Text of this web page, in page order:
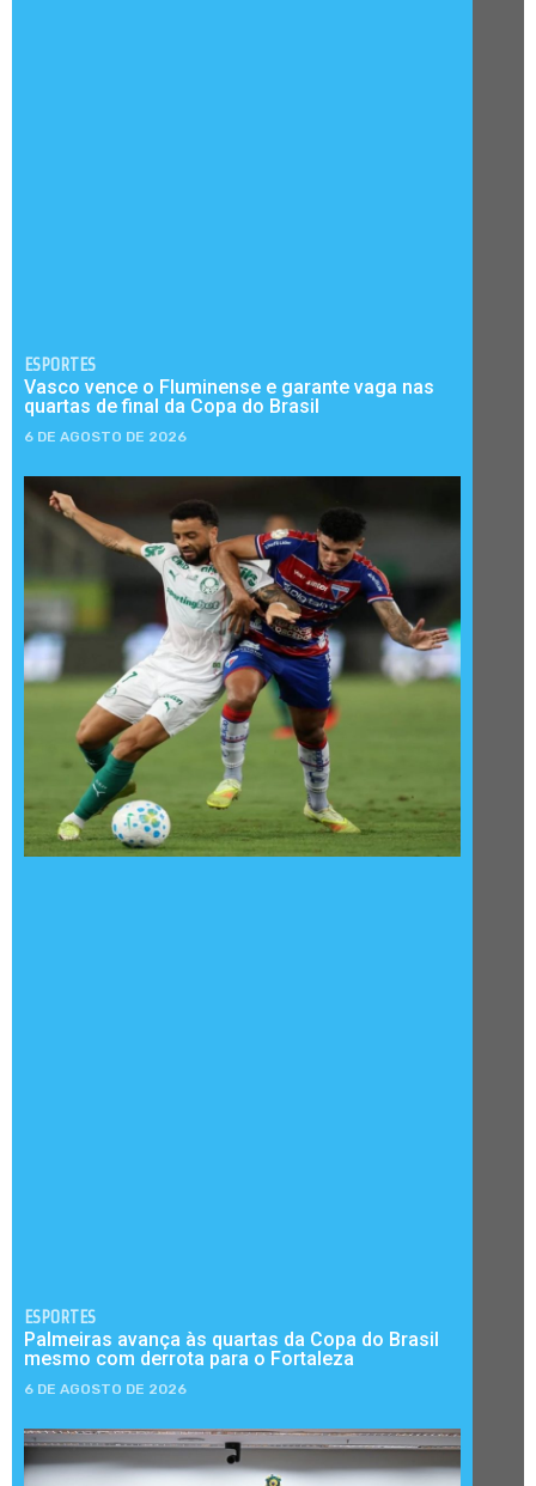
ESPORTES
Vasco vence o Fluminense e garante vaga nas
quartas de final da Copa do Brasil
6 DE AGOSTO DE 2026
ESPORTES
Palmeiras avança às quartas da Copa do Brasil
mesmo com derrota para o Fortaleza
6 DE AGOSTO DE 2026